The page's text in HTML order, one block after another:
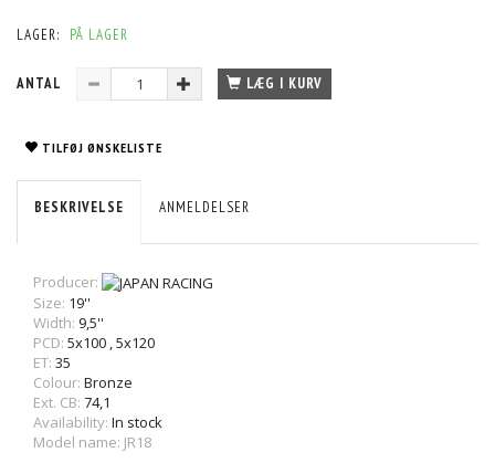
LAGER: PÅ LAGER
ANTAL LÆG I KURV
TILFØJ ØNSKELISTE
BESKRIVELSE ANMELDELSER
Producer:
Size: 19''
Width: 9,5''
PCD: 5x100 ,5x120
ET: 35
Colour: Bronze
Ext. CB: 74,1
Availability: In stock
Model name: JR18